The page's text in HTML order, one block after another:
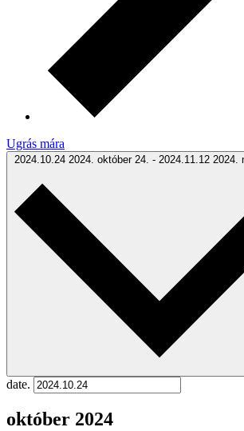
Ugrás mára
2024.10.24 2024. október 24. - 2024.11.12 2024.
date.
október 2024